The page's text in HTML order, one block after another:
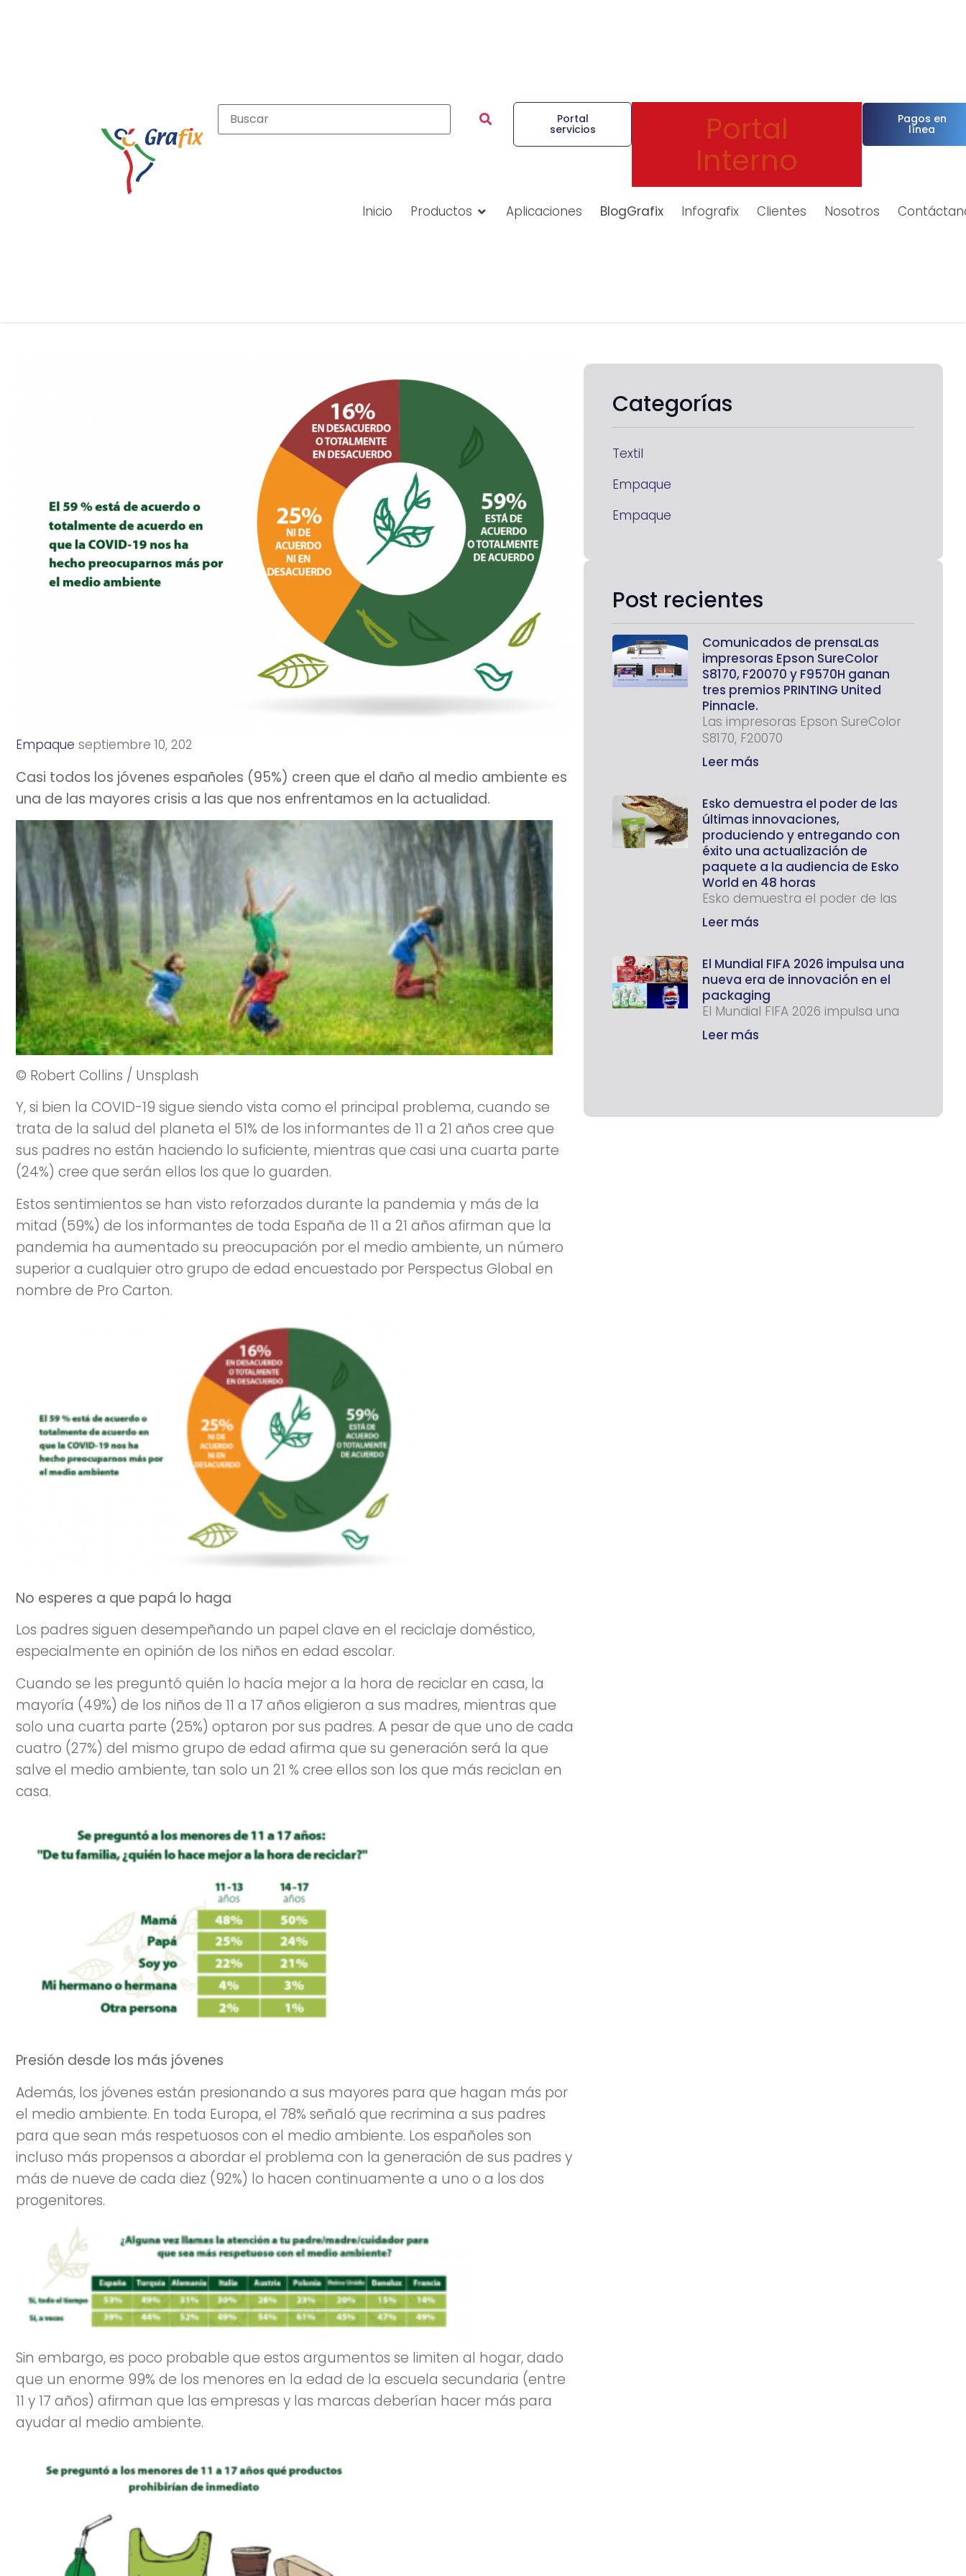
Portal
servicios Portal
Interno
Pagos en
línea
Inicio Productos Aplicaciones BlogGrafix Infografix Clientes Nosotros
Empaque septiembre 10, 202
Casi todos los jóvenes españoles (95%) creen que el daño al medio ambiente es
una de las mayores crisis a las que nos enfrentamos en la actualidad.
© Robert Collins / Unsplash
Y, si bien la COVID-19 sigue siendo vista como el principal problema, cuando se
trata de la salud del planeta el 51% de los informantes de 11 a 21 años cree que
sus padres no están haciendo lo suficiente, mientras que casi una cuarta parte
(24%) cree que serán ellos los que lo guarden.
Estos sentimientos se han visto reforzados durante la pandemia y más de la
mitad (59%) de los informantes de toda España de 11 a 21 años afirman que la
pandemia ha aumentado su preocupación por el medio ambiente, un número
superior a cualquier otro grupo de edad encuestado por Perspectus Global en
nombre de Pro Carton.
No esperes a que papá lo haga
Los padres siguen desempeñando un papel clave en el reciclaje doméstico,
especialmente en opinión de los niños en edad escolar.
Cuando se les preguntó quién lo hacía mejor a la hora de reciclar en casa, la
mayoría (49%) de los niños de 11 a 17 años eligieron a sus madres, mientras que
solo una cuarta parte (25%) optaron por sus padres. A pesar de que uno de cada
cuatro (27%) del mismo grupo de edad afirma que su generación será la que
salve el medio ambiente, tan solo un 21 % cree ellos son los que más reciclan en
casa.
Presión desde los más jóvenes
Además, los jóvenes están presionando a sus mayores para que hagan más por
el medio ambiente. En toda Europa, el 78% señaló que recrimina a sus padres
para que sean más respetuosos con el medio ambiente. Los españoles son
incluso más propensos a abordar el problema con la generación de sus padres y
más de nueve de cada diez (92%) lo hacen continuamente a uno o a los dos
progenitores.
Sin embargo, es poco probable que estos argumentos se limiten al hogar, dado
que un enorme 99% de los menores en la edad de la escuela secundaria (entre
11 y 17 años) afirman que las empresas y las marcas deberían hacer más para
ayudar al medio ambiente.
Categorías
Textil
Empaque
Empaque
Post recientes
Comunicados de prensaLas
impresoras Epson SureColor
S8170, F20070 y F9570H ganan
tres premios PRINTING United
Pinnacle.
Las impresoras Epson SureColor
S8170, F20070
Leer más
Esko demuestra el poder de las
últimas innovaciones,
produciendo y entregando con
éxito una actualización de
paquete a la audiencia de Esko
World en 48 horas
Esko demuestra el poder de las
Leer más
El Mundial FIFA 2026 impulsa una
nueva era de innovación en el
packaging
El Mundial FIFA 2026 impulsa una
Leer más